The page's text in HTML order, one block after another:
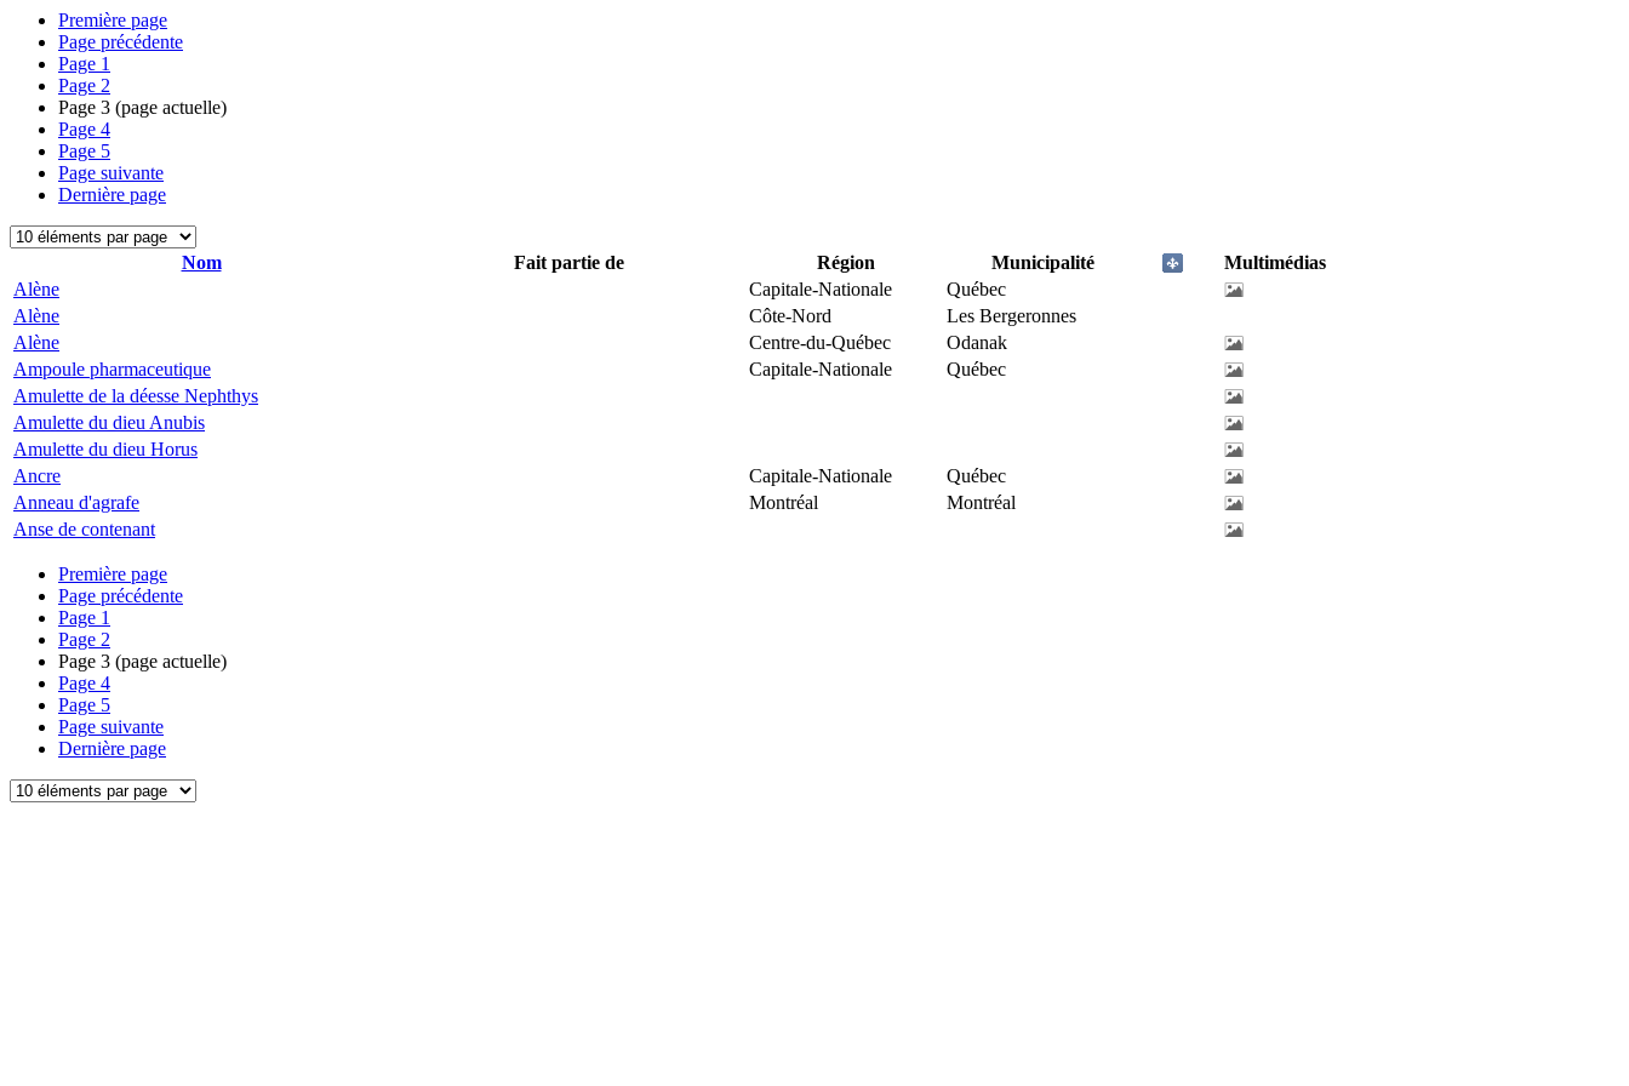
Première page
Page précédente
Page 1
Page 2
Page 3 (page actuelle)
Page 4
Page 5
Page suivante
Dernière page
Nom Fait partie de Région Municipalité
Multimédias
Alène
Capitale-Nationale
Québec
Alène
Côte-Nord
Les Bergeronnes
Alène
Centre-du-Québec
Odanak
Ampoule pharmaceutique
Capitale-Nationale
Québec
Amulette de la déesse Nephthys
Amulette du dieu Anubis
Amulette du dieu Horus
Ancre
Capitale-Nationale
Québec
Anneau d'agrafe
Montréal
Montréal
Anse de contenant
Première page
Page précédente
Page 1
Page 2
Page 3 (page actuelle)
Page 4
Page 5
Page suivante
Dernière page